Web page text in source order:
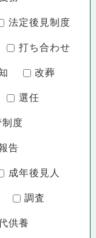
法定後見制度
打ち合わせ
改葬
選任
制度
告
成年後見人
調査
供養